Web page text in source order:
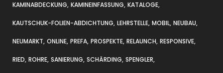
KAMINABDECKUNG KAMINEINFASSUNG KATALOGE
KAUTSCHUK-FOLIEN-ABDICHTUNG LEHRSTELLE MOBIL NEUBAU
NEUMARKT ONLINE PREFA PROSPEKTE RELAUNCH RESPONSIVE
RIED ROHRE SANIERUNG SCHÄRDING SPENGLER